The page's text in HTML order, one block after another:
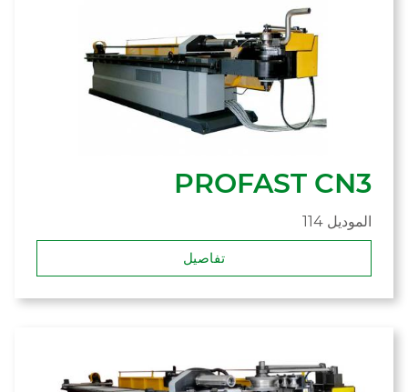
PROFAST CN3
114 الموديل
تفاصيل